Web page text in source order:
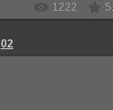
1222
02